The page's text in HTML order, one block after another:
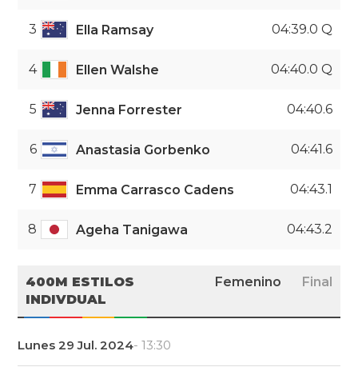
3 Ella Ramsay 04:39.0 Q
4 Ellen Walshe 04:40.0 Q
5 Jenna Forrester 04:40.6
6 Anastasia Gorbenko 04:41.6
7 Emma Carrasco Cadens 04:43.1
8 Ageha Tanigawa 04:43.2
400M ESTILOS
INDIVDUAL
Femenino Final
Lunes 29 Jul. 2024- 13:30